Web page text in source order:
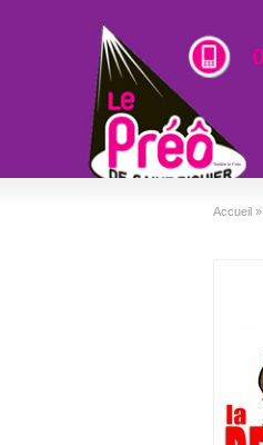
Théâtre le Préo
Accueil »